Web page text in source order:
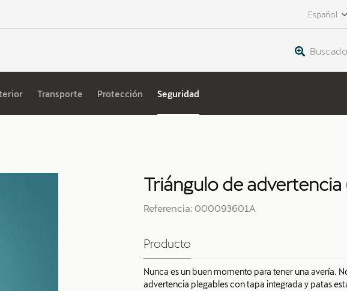
Español
Transporte Protección Seguridad
Triángulo de advertencia
Referencia: 000093601A
Producto
Nunca es un buen momento para tener una avería.
advertencia plegables con tapa integrada y patas